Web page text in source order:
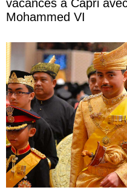
vacances à Capri
Mohammed VI